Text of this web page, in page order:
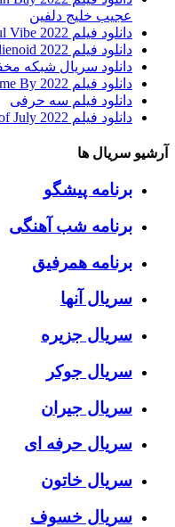
عجیب خلیج دلفین
دانلود فیلم Seoul Vibe 2022 حال و هوای سئول
دانلود فیلم Alienoid 2022 بیگانه
دانلود سریال شبکه
دانلود فیلم I Came By 2022 آمدم
دانلود فیلم سه حرفی
دانلود فیلم Fourth of July 2022 چهارم جولای
آرشیو سریال ها
برنامه پیشگو
برنامه شب آهنگی
برنامه همرفیق
سریال آنها
سریال جزیره
سریال جوکر
سریال جیران
سریال حرفه ای
سریال خاتون
سریال خسوف